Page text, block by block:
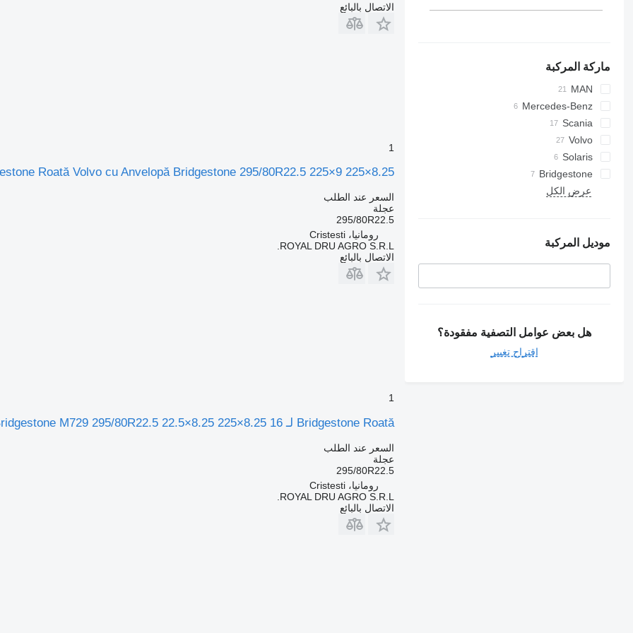
ماركة المركبة
MAN
Mercedes-Benz
Scania
Volvo
Solaris
Bridgestone
عرض الكل
موديل المركبة
هل بعض عوامل التصفية مفقودة؟
اقتراح تغيير
الاتصال بالبائع
1
Roată Volvo cu Anvelopă Bridgestone 295/80R22.5 225×9 225×8.25
السعر عند الطلب
عجلة
295/80R22.5
رومانيا، Cristesti
ROYAL DRU AGRO S.R.L.
الاتصال بالبائع
1
Bridgestone Roată لـ Bridgestone M729 295/80R22.5 22.5×8.25 225×8.25 16
السعر عند الطلب
عجلة
295/80R22.5
رومانيا، Cristesti
ROYAL DRU AGRO S.R.L.
الاتصال بالبائع